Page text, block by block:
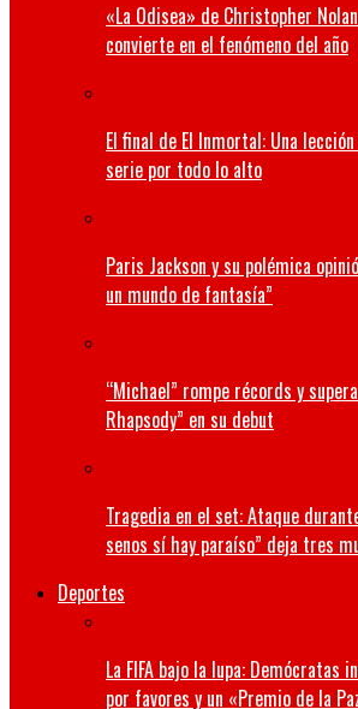
«La Odisea» de Christopher
convierte en el fenómeno del año
El final de El Inmortal: Una
serie por todo lo alto
Paris Jackson y su polémica
un mundo de fantasía”
“Michael” rompe récords y
Rhapsody” en su debut
Tragedia en el set: Ataque
senos sí hay paraíso” deja tres
Deportes
La FIFA bajo la lupa: Demócratas
por favores y un «Premio de la